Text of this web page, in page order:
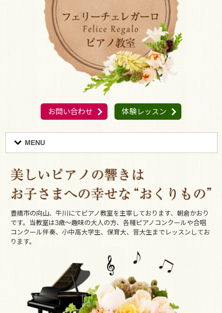
お問い合わせ 体験レッスン
MENU
豊橋市の向山、牛川にてピアノ教室を主宰しております、朝倉かおり
です。当教室は3歳～趣味の大人の方、各種ピアノコンクールや合唱
コンクール伴奏、小中高大学生、保育大、音大生までレッスンしてお
ります。